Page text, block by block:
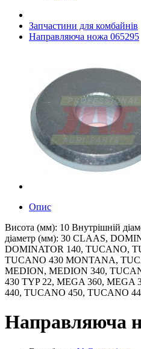
Запчастини для комбайнів
Направляюча ножа 065295
Опис
Висота (мм): 10 Внутрішній
діаметр (мм): 30 CLAAS,
DOMINATOR 140, TUCANO,
TUCANO 430 MONTANA,
MEDION, MEDION 340,
430 TYP 22, MEGA 360, MEGA
440, TUCANO 450, TUCANO
Направляюча